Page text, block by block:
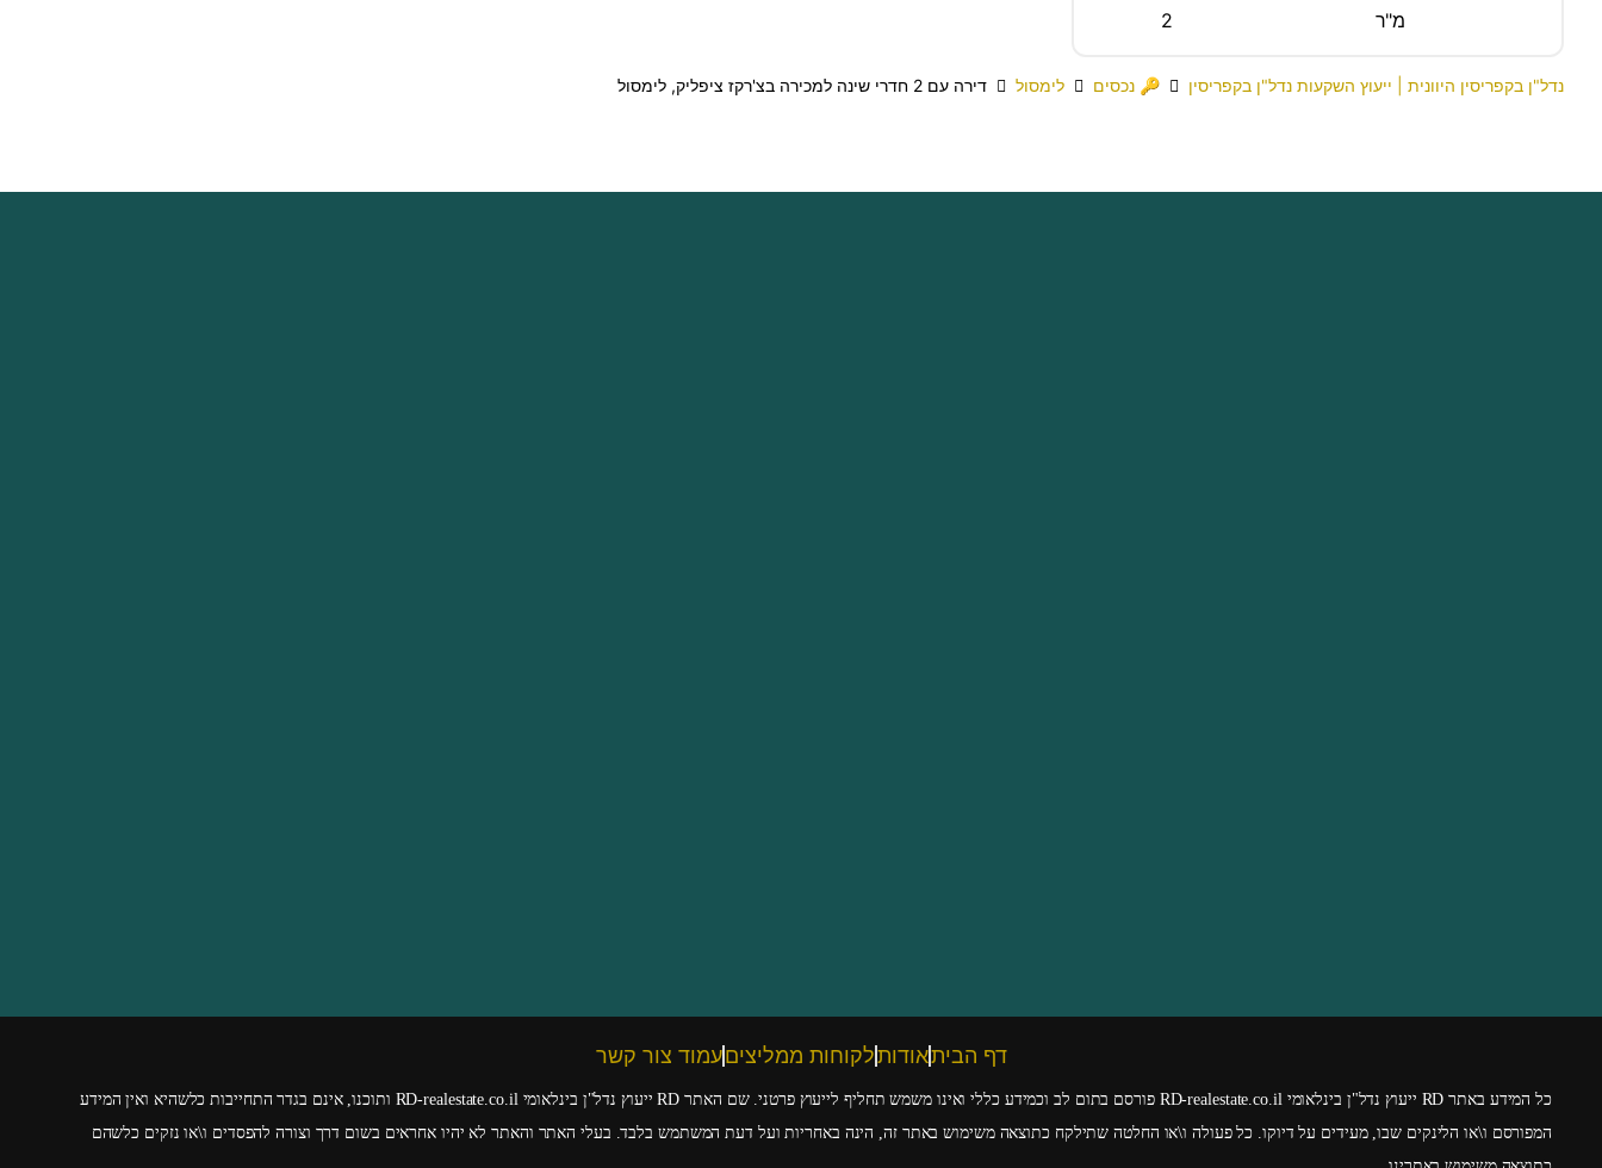
מ"ר
2
נדל"ן בקפריסין היוונית | ייעוץ השקעות נדל"ן בקפריסין 🔑 נכסים לימסול דירה עם 2 חדרי שינה למכירה בצ'רקז ציפליק, לימסול
דף הביתאודותלקוחות ממליציםעמוד צור קשר
כל המידע באתר RD ייעוץ נדל"ן בינלאומי פורסם בתום לב וכמידע כללי ואינו משמש תחליף לייעוץ פרטני. שם האתר RD ייעוץ נדל"ן בינלאומי RD-realestate.co.il ותוכנו, אינם בגדר התחייבות כלשהיא ואין המידע
המפורסם ו\או הלינקים שבו, מעידים על דיוקו. כל פעולה ו\או החלטה שתילקח כתוצאה משימוש באתר זה, הינה באחריות ועל דעת המשתמש בלבד. בעלי האתר והאתר לא יהיו אחראים בשום דרך וצורה להפסדים ו\או נזקים כלשהם